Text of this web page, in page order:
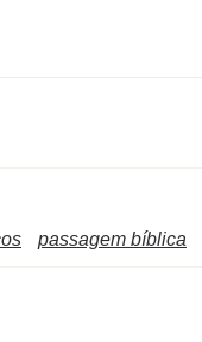
passagem bíblica